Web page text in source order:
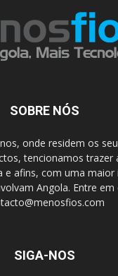
SOBRE NÓS
onde residem os
tencionamos trazer
e afins, com uma maior
Angola. Entre
SIGA-NOS